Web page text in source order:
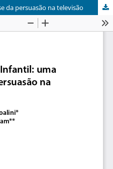
da persuasão na televisão